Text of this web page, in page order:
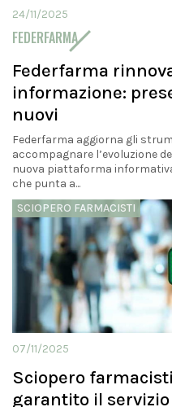
24/11/2025
FEDERFARMA
Federfarma
informazione:
nuovi
Federfarma aggiorna gli
accompagnare l’evoluzione
nuova piattaforma
che punta a...
SCIOPERO FARMACISTI
07/11/2025
Sciopero
garantito il